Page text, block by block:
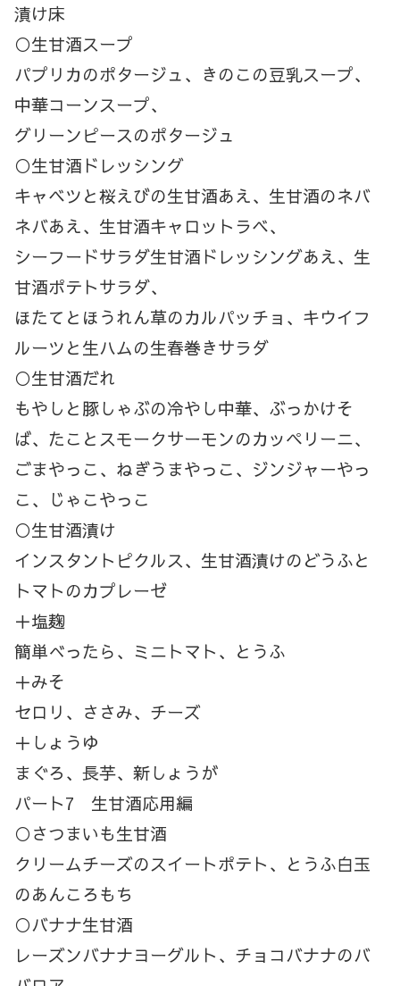
漬け床
○生甘酒スープ
パプリカのポタージュ、きのこの豆乳スープ、
中華コーンスープ、
グリーンピースのポタージュ
○生甘酒ドレッシング
キャベツと桜えびの生甘酒あえ、生甘酒のネバ
ネバあえ、生甘酒キャロットラベ、
シーフードサラダ生甘酒ドレッシングあえ、生
甘酒ポテトサラダ、
ほたてとほうれん草のカルパッチョ、キウイフ
ルーツと生ハムの生春巻きサラダ
○生甘酒だれ
もやしと豚しゃぶの冷やし中華、ぶっかけそ
ば、たことスモークサーモンのカッペリーニ、
ごまやっこ、ねぎうまやっこ、ジンジャーやっ
こ、じゃこやっこ
○生甘酒漬け
インスタントピクルス、生甘酒漬けのどうふと
トマトのカプレーゼ
＋塩麹
簡単べったら、ミニトマト、とうふ
＋みそ
セロリ、ささみ、チーズ
＋しょうゆ
まぐろ、長芋、新しょうが
パート7 生甘酒応用編
○さつまいも生甘酒
クリームチーズのスイートポテト、とうふ白玉
のあんころもち
○バナナ生甘酒
レーズンバナナヨーグルト、チョコバナナのバ